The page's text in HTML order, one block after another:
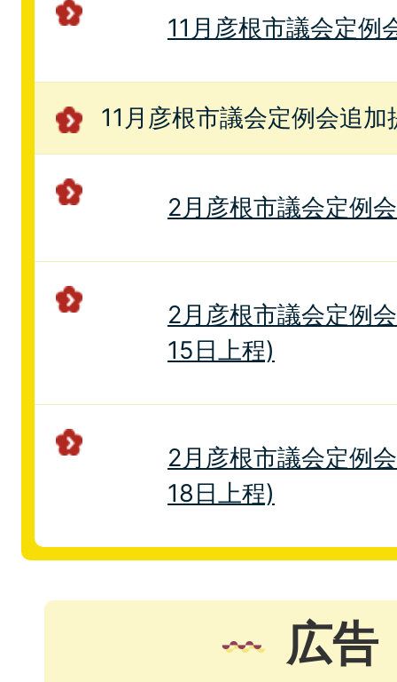
11月彦根市議会定例
11月彦根市議会定例会追加
2月彦根市議会定例
2月彦根市議会定例
15日上程)
2月彦根市議会定例
18日上程)
広告